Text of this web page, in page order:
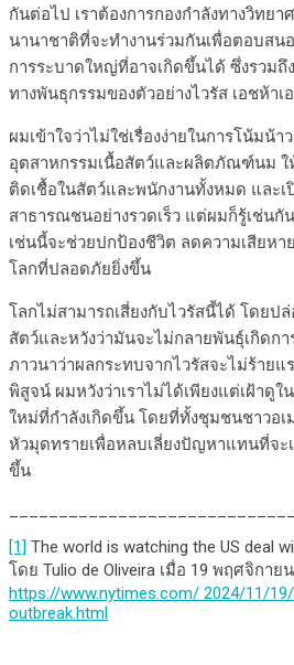
กันต่อไป เราต้องการกองกำลังทางวิทย
นานาชาติที่จะทำงานร่วมกันเพื่อตอบสน
การระบาดใหญ่ที่อาจเกิดขึ้นได้ ซึ่งรวมถึ
ทางพันธุกรรมของตัวอย่างไวรัส เอชห้า
ผมเข้าใจว่าไม่ใช่เรื่องง่ายในการโน้มน้า
อุตสาหกรรมเนื้อสัตว์และผลิตภัณฑ์นม ใ
ติดเชื้อในสัตว์และพนักงานทั้งหมด และเ
สาธารณชนอย่างรวดเร็ว แต่ผมก็รู้เช่นกั
เช่นนี้จะช่วยปกป้องชีวิต ลดความเสียหา
โลกที่ปลอดภัยยิ่งขึ้น
โลกไม่สามารถเสี่ยงกับไวรัสนี้ได้ โดยป
สัตว์และหวังว่ามันจะไม่กลายพันธ์ุเกิดก
ภาวนาว่าผลกระทบจากไวรัสจะไม่ร้ายแ
พิสูจน์ ผมหวังว่าเราไม่ได้เพียงแต่เฝ้าดูใ
ใหม่ที่กำลังเกิดขึ้น โดยที่ทั้งชุมชนชาวอเ
หัวมุดทรายเพื่อหลบเลี่ยงปัญหาแทนที่จะ
ขึ้น
[1] The world is watching the US deal
โดย Tulio de Oliveira เมื่อ 19 พฤศจิกาย
https://www.nytimes.com/ 2024/11/
outbreak.html